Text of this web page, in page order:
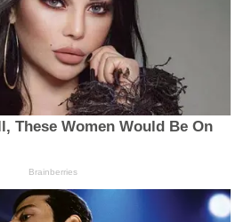
These Women Would Be On
Brainberries